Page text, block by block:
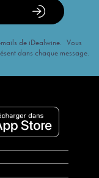
de iDealwine. Vous
dans chaque message.